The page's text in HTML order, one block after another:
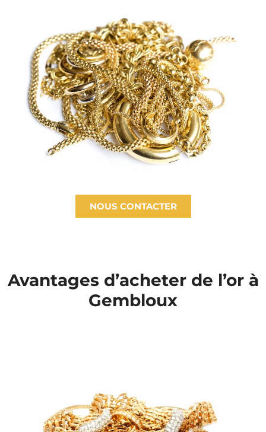
NOUS CONTACTER
Avantages d’acheter de l’or à
Gembloux